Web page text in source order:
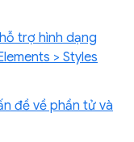
trợ hình dạng
> Styles
đề về phần tử và